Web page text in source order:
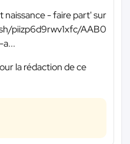
naissance - faire part' sur
piizp6d9rwv1xfc/AAB0
la rédaction de ce